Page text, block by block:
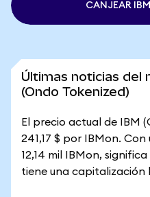
CANJEAR
Últimas noticias del
(Ondo Tokenized)
El precio actual de IBM
241,17 $ por IBMon.
12,14 mil IBMon,
tiene una capitalización